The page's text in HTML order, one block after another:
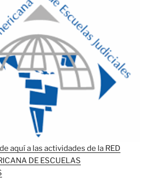
aquí a las actividades de la RED
DE ESCUELAS